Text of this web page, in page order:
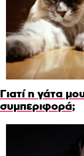
Γιατί η γάτα
συμπεριφορά;